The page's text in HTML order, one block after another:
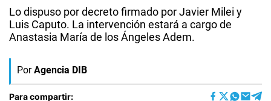
Lo dispuso por decreto firmado por Javier Milei y
Luis Caputo. La intervención estará a cargo de
Anastasia María de los Ángeles Adem.
Por Agencia DIB
Para compartir: